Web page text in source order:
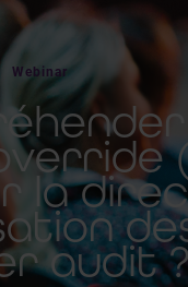
Webinar
la
audit ?